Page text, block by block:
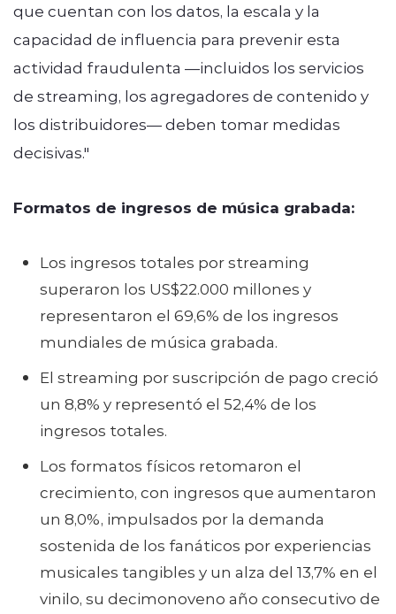
que cuentan con los datos, la escala y la
capacidad de influencia para prevenir esta
actividad fraudulenta —incluidos los servicios
de streaming, los agregadores de contenido y
los distribuidores— deben tomar medidas
decisivas."
Formatos de ingresos de música grabada:
Los ingresos totales por streaming
superaron los US$22.000 millones y
representaron el 69,6% de los ingresos
mundiales de música grabada.
El streaming por suscripción de pago creció
un 8,8% y representó el 52,4% de los
ingresos totales.
Los formatos físicos retomaron el
crecimiento, con ingresos que aumentaron
un 8,0%, impulsados por la demanda
sostenida de los fanáticos por experiencias
musicales tangibles y un alza del 13,7% en el
vinilo, su decimonoveno año consecutivo de